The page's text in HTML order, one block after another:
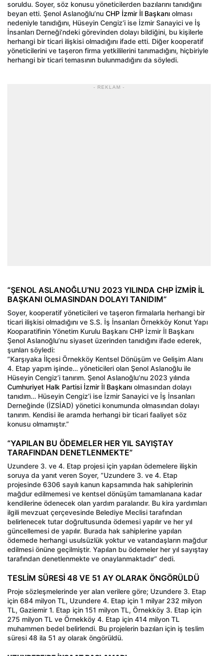
soruldu. Soyer, söz konusu yöneticilerden bazılarını tanıdığını
beyan etti. Şenol Aslanoğlu’nu CHP İzmir İl Başkanı olması
nedeniyle tanıdığını, Hüseyin Cengiz’i ise İzmir Sanayici ve İş
İnsanları Derneği’ndeki görevinden dolayı bildiğini, bu kişilerle
herhangi bir ticari ilişkisi olmadığını ifade etti. Diğer kooperatif
yöneticilerini ve taşeron firma yetkililerini tanımadığını, hiçbiriyle
herhangi bir ticari temasının bulunmadığını da söyledi.
- REKLAM -
“ŞENOL ASLANOĞLU’NU 2023 YILINDA CHP İZMİR İL
BAŞKANI OLMASINDAN DOLAYI TANIDIM”
Soyer, kooperatif yöneticileri ve taşeron firmalarla herhangi bir
ticari ilişkisi olmadığını ve S.S. İş İnsanları Örnekköy Konut Yapı
Kooparatifinin Yönetim Kurulu Başkanı CHP İzmir İl Başkanı
Şenol Aslanoğlu’nu siyaset üzerinden tanıdığını ifade ederek,
şunları söyledi:
“Karşıyaka İlçesi Örnekköy Kentsel Dönüşüm ve Gelişim Alanı
4. Etap yapım işinde… yöneticileri olan Şenol Aslanoğlu ile
Hüseyin Cengiz’i tanırım. Şenol Aslanoğlu’nu 2023 yılında
Cumhuriyet Halk Partisi İzmir İl Başkanı olmasından dolayı
tanıdım… Hüseyin Cengiz’i ise İzmir Sanayici ve İş İnsanları
Derneğinde (İZSİAD) yönetici konumunda olmasından dolayı
tanırım. Kendisi ile aramda herhangi bir ticari faaliyet söz
konusu olmamıştır.”
“YAPILAN BU ÖDEMELER HER YIL SAYIŞTAY
TARAFINDAN DENETLENMEKTE”
Uzundere 3. ve 4. Etap projesi için yapılan ödemelere ilişkin
soruya da yanıt veren Soyer, “Uzundere 3. ve 4. Etap
projesinde 6306 sayılı kanun kapsamında hak sahiplerinin
mağdur edilmemesi ve kentsel dönüşüm tamamlanana kadar
kendilerine ödenecek olan yardım paralarıdır. Bu kira yardımları
ilgili mevzuat çerçevesinde Belediye Meclisi tarafından
belirlenecek tutar doğrultusunda ödemesi yapılır ve her yıl
güncellemesi de yapılır. Burada hak sahiplerine yapılan
ödemede herhangi usulsüzlük yoktur ve vatandaşların mağdur
edilmesi önüne geçilmiştir. Yapılan bu ödemeler her yıl sayıştay
tarafından denetlenmekte ve onaylanmaktadır” dedi.
TESLİM SÜRESİ 48 VE 51 AY OLARAK ÖNGÖRÜLDÜ
Proje sözleşmelerinde yer alan verilere göre; Uzundere 3. Etap
için 684 milyon TL, Uzundere 4. Etap için 1 milyar 232 milyon
TL, Gaziemir 1. Etap için 151 milyon TL, Örnekköy 3. Etap için
275 milyon TL ve Örnekköy 4. Etap için 414 milyon TL
muhammen bedel belirlendi. Bu projelerin bazıları için iş teslim
süresi 48 ila 51 ay olarak öngörüldü.